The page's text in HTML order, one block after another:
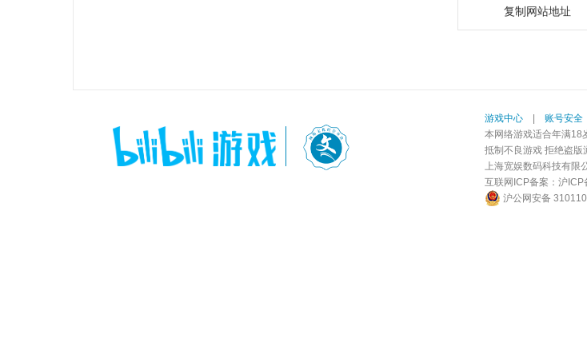
复制网站地址
游戏中心 账号安全
本网络游戏适合年满18
抵制不良游戏 拒绝盗版
上海宽娱数码科技有限
互联网ICP备案： 沪ICP
沪公网安备